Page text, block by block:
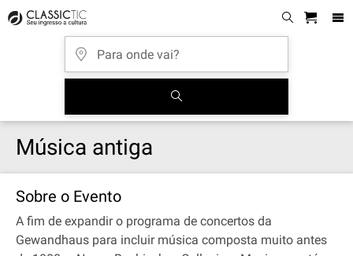
Música antiga
Sobre o Evento
A fim de expandir o programa de concertos da
Gewandhaus para incluir música composta muito antes